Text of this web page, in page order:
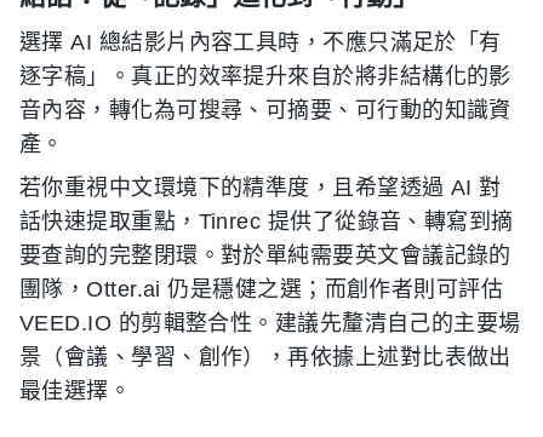
選擇 AI 總結影片內容工具時，不應只滿足於「有
逐字稿」。真正的效率提升來自於將非結構化的影
音內容，轉化為可搜尋、可摘要、可行動的知識資
產。
若你重視中文環境下的精準度，且希望透過 AI 對
話快速提取重點，Tinrec 提供了從錄音、轉寫到摘
要查詢的完整閉環。對於單純需要英文會議記錄的
團隊，Otter.ai 仍是穩健之選；而創作者則可評估
VEED.IO 的剪輯整合性。建議先釐清自己的主要場
景（會議、學習、創作），再依據上述對比表做出
最佳選擇。